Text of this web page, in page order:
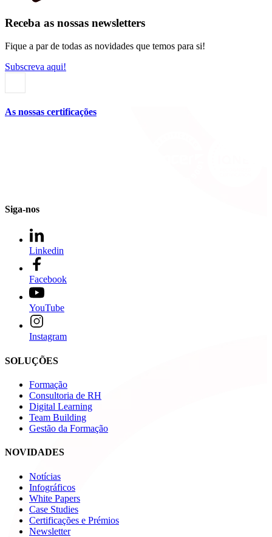
Receba as nossas newsletters
Fique a par de todas as novidades que temos para si!
Subscreva aqui!
As nossas certificações
Siga-nos
Linkedin
Facebook
YouTube
Instagram
SOLUÇÕES
Formação
Consultoria de RH
Digital Learning
Team Building
Gestão da Formação
NOVIDADES
Notícias
Infográficos
White Papers
Case Studies
Certificações e Prémios
Newsletter